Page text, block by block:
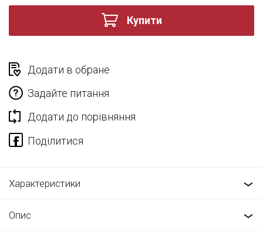
Купити
Додати в обране
Задайте питання
Додати до порівняння
Характеристики
Опис